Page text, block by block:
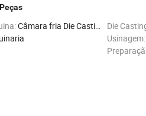
Câmara fria Die Casting Machine Die
Usinagem: